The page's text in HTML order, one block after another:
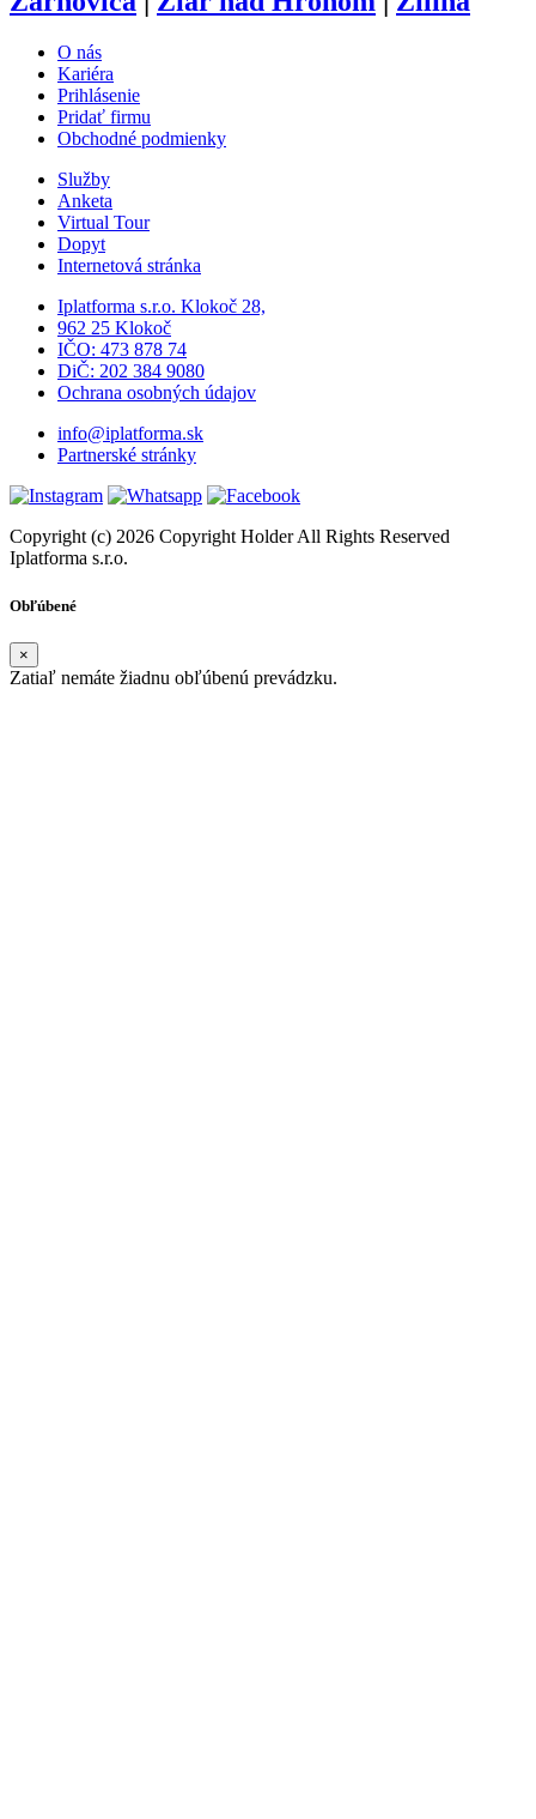
O nás
Kariéra
Prihlásenie
Pridať firmu
Obchodné podmienky
Služby
Anketa
Virtual Tour
Dopyt
Internetová stránka
Iplatforma s.r.o. Klokoč 28,
962 25 Klokoč
IČO: 473 878 74
DiČ: 202 384 9080
Ochrana osobných údajov
info@iplatforma.sk
Partnerské stránky
Copyright (c) 2026 Copyright Holder All Rights Reserved
Iplatforma s.r.o.
Obľúbené
×
Zatiaľ nemáte žiadnu obľúbenú prevádzku.